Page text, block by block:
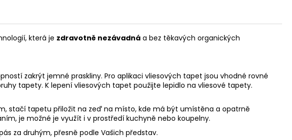
která je zdravotně nezávadná a bez těkavých organických
zakrýt jemné praskliny. Pro aplikaci vliesových tapet jsou vhodné rovné
tapety. K lepení vliesových tapet použijte lepidlo na vliesové tapety.
stačí tapetu přiložit na zeď na místo, kde má být umístěna a opatrně
je možné je využít i v prostředí kuchyně nebo koupelny.
za druhým, přesně podle Vašich představ.